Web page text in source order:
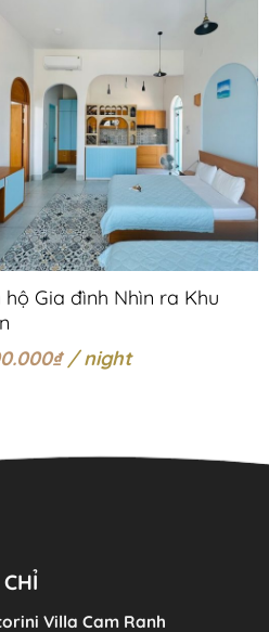
hộ Gia đình Nhìn ra Khu
₫/ night
Villa Cam Ranh